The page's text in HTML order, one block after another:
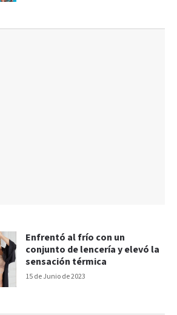
15 de Junio de 2023
Enfrentó al frío con un
conjunto de lencería y elevó la
sensación térmica